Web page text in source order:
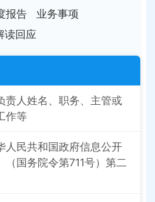
报告
业务事项
读回应
责人姓名、职务、主管或
作等
人民共和国政府信息公开
（国务院令第711号）第二